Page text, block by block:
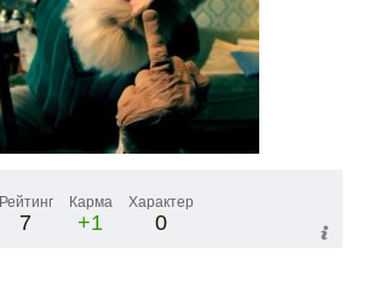
Рейтинг
7
Карма
+1
Характер
0